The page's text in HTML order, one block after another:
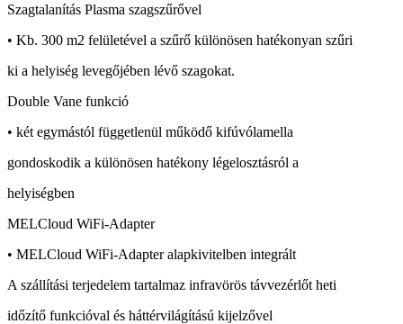
Szagtalanítás Plasma szagszűrővel
• Kb. 300 m2 felületével a szűrő különösen hatékonyan szűri
ki a helyiség levegőjében lévő szagokat.
Double Vane funkció
• két egymástól függetlenül működő kifúvólamella
gondoskodik a különösen hatékony légelosztásról a
helyiségben
MELCloud WiFi-Adapter
• MELCloud WiFi-Adapter alapkivitelben integrált
A szállítási terjedelem tartalmaz infravörös távvezérlőt heti
időzítő funkcióval és háttérvilágítású kijelzővel